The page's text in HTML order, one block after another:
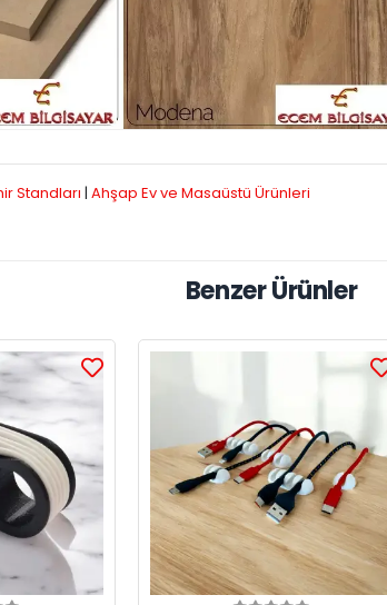
Standları |Ahşap Ev ve Masaüstü Ürünleri
Benzer Ürünler